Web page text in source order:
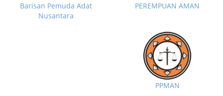
Barisan Pemuda Adat
Nusantara
PEREMPUAN AMAN
PPMAN